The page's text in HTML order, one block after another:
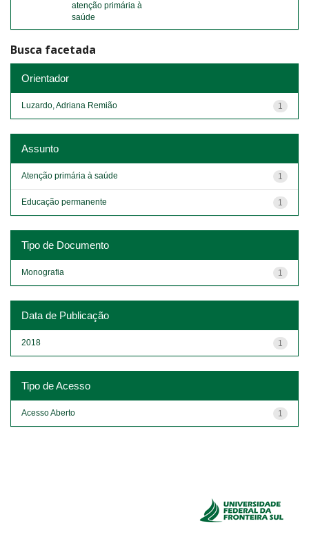
atenção primária à
saúde
Busca facetada
Orientador
1
Luzardo, Adriana Remião
Assunto
1
Atenção primária à saúde
1
Educação permanente
Tipo de Documento
1
Monografia
Data de Publicação
1
2018
Tipo de Acesso
1
Acesso Aberto